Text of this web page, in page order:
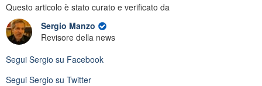
Questo articolo è stato curato e verificato da
Sergio Manzo
Revisore della news
Segui Sergio su Facebook
Segui Sergio su Twitter